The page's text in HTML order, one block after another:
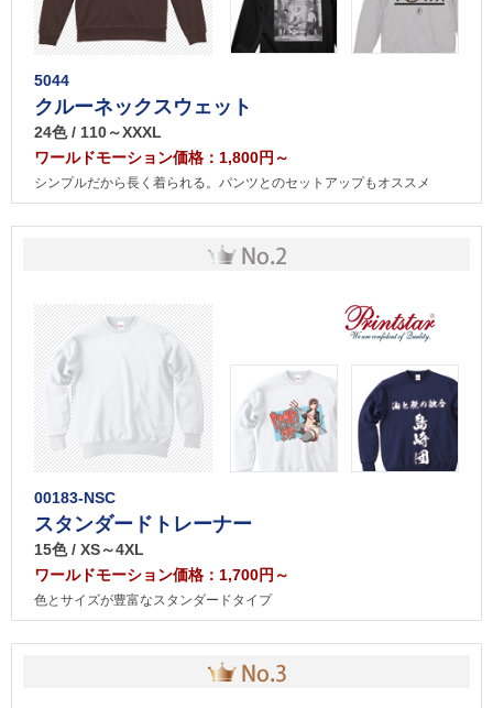
5044
クルーネックスウェット
24色 / 110～XXXL
ワールドモーション価格：1,800円～
シンプルだから長く着られる。パンツとのセットアップもオススメ
00183-NSC
スタンダードトレーナー
15色 / XS～4XL
ワールドモーション価格：1,700円～
色とサイズが豊富なスタンダードタイプ